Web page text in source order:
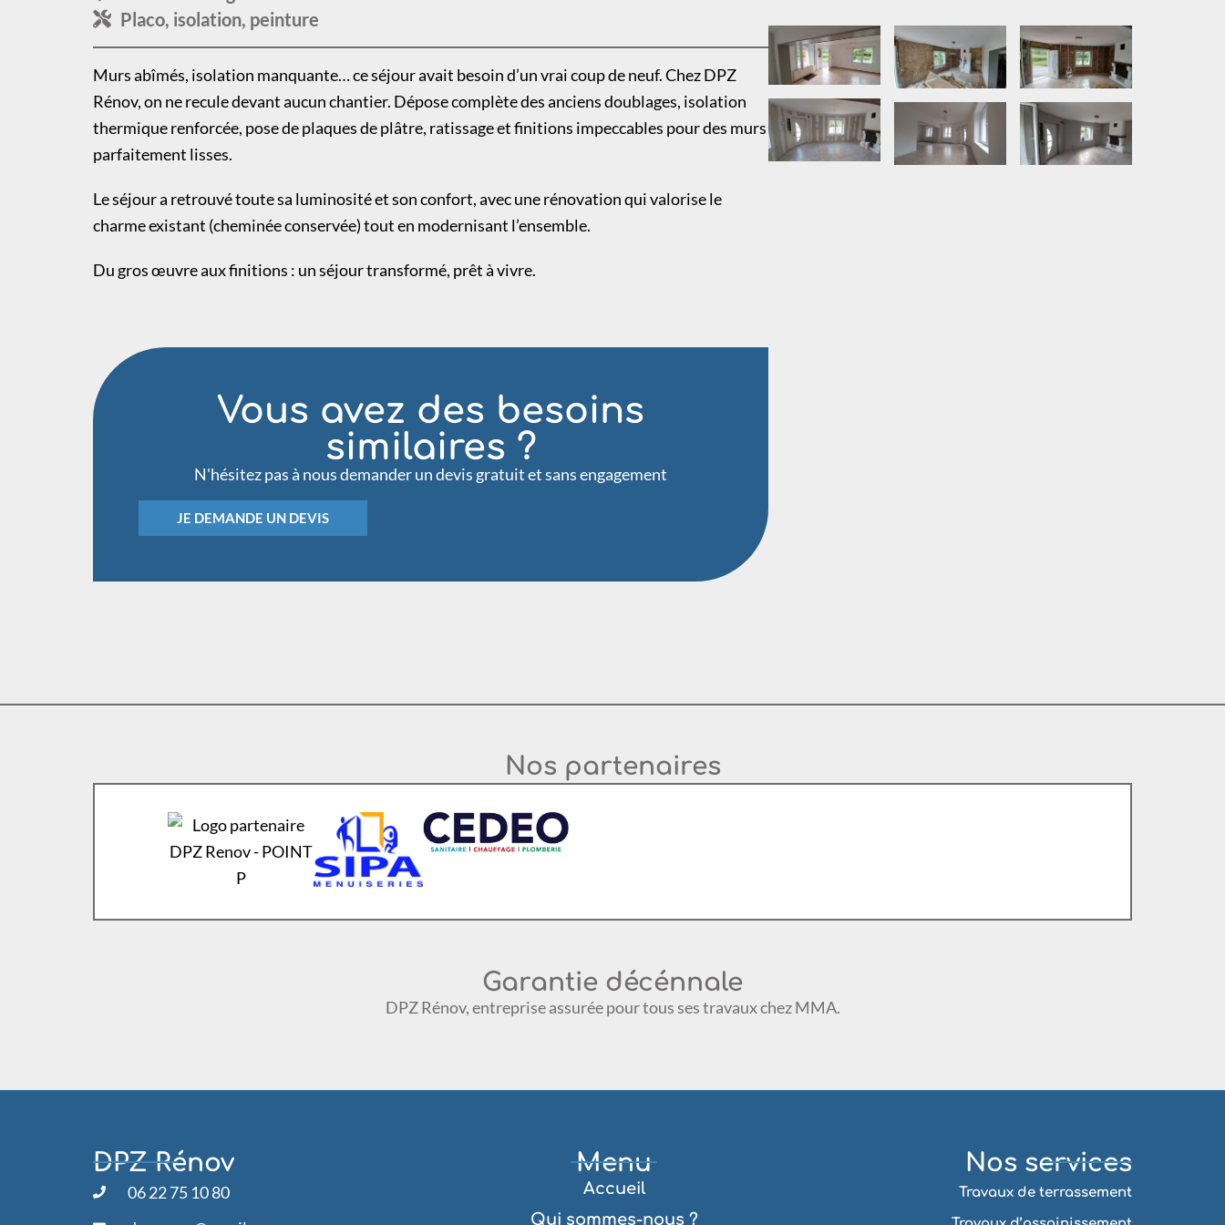
Placo, isolation, peinture
Murs abîmés, isolation manquante… ce séjour avait besoin d’un vrai coup de neuf. Chez DPZ
Rénov, on ne recule devant aucun chantier. Dépose complète des anciens doublages, isolation
thermique renforcée, pose de plaques de plâtre, ratissage et finitions impeccables pour des murs
parfaitement lisses.
Le séjour a retrouvé toute sa luminosité et son confort, avec une rénovation qui valorise le
charme existant (cheminée conservée) tout en modernisant l’ensemble.
Du gros œuvre aux finitions : un séjour transformé, prêt à vivre.
Vous avez des besoins
similaires ?
N'hésitez pas à nous demander un devis gratuit et sans engagement
JE DEMANDE UN DEVIS
Nos partenaires
Garantie décénnale
DPZ Rénov, entreprise assurée pour tous ses travaux chez MMA.
DPZ Rénov
06 22 75 10 80
Menu
Accueil
Qui sommes-nous ?
Nos services
Travaux de terrassement